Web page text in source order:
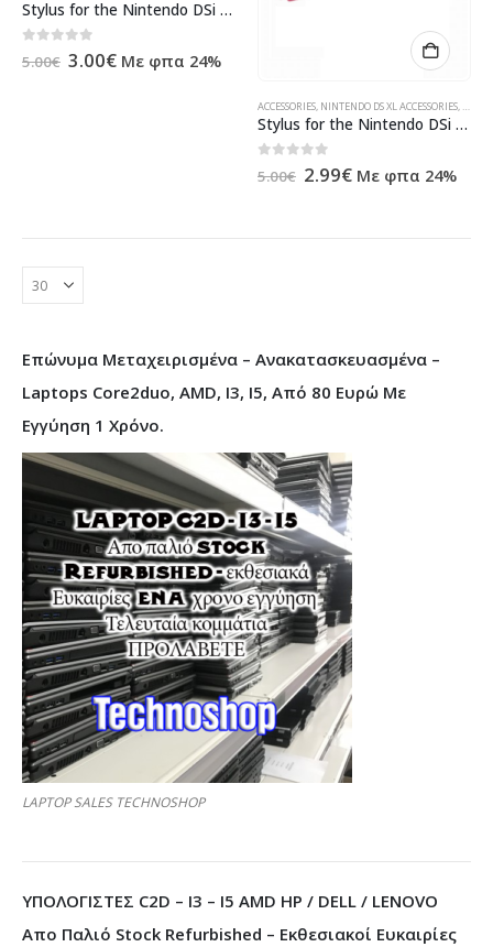
Stylus for the Nintendo DSi XL Black
out of 5
5.00€ Original
3.00€Η
τρέχουσα
Με φπα 24%
ACCESSORIES, NINTENDO DS XL ACCESSORIES, VIDEO
Stylus for the Nintendo DSi XL (Magenta)
out of 5
5.00€ Original
2.99€Η
τρέχουσα
2.99€.
Με φπα 24%
Επώνυμα Μεταχειρισμένα – Ανακατασκευασμένα –
Laptops Core2duo, AMD, I3, I5, Από 80 Ευρώ Με
Εγγύηση 1 Χρόνο.
LAPTOP SALES TECHNOSHOP
ΥΠΟΛΟΓΙΣΤΕΣ C2D – I3 – I5 AMD HP / DELL / LENOVO
Απο Παλιό Stock Refurbished – Εκθεσιακοί Ευκαιρίες